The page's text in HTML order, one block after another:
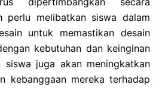
perlu melibatkan siswa dalam
untuk memastikan desain
kebutuhan dan keinginan
siswa juga akan meningkatkan
kebanggaan mereka terhadap